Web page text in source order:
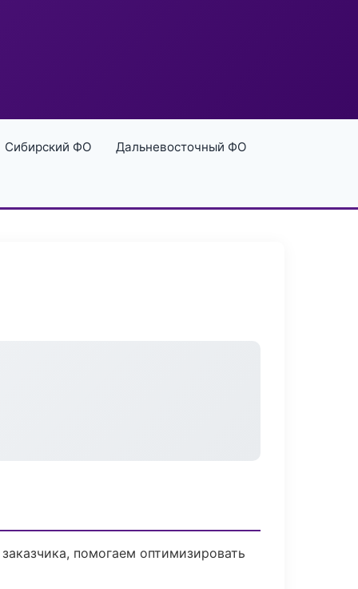
Сибирский ФО Дальневосточный ФО
помогаем оптимизировать